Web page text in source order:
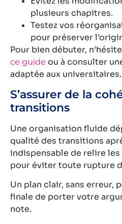
plusieurs chapitres.
Testez vos
pour préserver
Pour bien débuter,
ce guide ou à consulter
adaptée aux universitaires.
S’assurer de la
transitions
Une organisation fluide
qualité des transitions
indispensable de relire
pour éviter toute rupture
Un plan clair, sans erreur,
finale de porter votre
note.